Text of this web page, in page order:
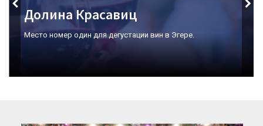
Долина Красавиц
Место номер один для дегустации вин в Эгере.